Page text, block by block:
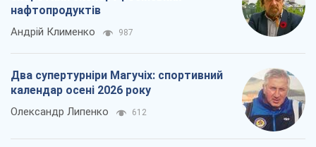
нафтопродуктів
Андрій Клименко 987
Два супертурніри Магучіх: спортивний
календар осені 2026 року
Олександр Липенко 612